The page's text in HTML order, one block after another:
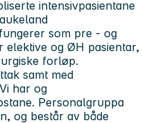
intensivpasientane
som pre - og
elektive og ØH pasientar,
forløp.
samt med
har og
Personalgruppa
og består av både